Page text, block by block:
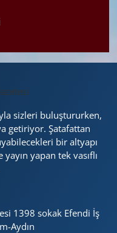
sizleri buluştururken,
getiriyor. Şatafattan
bir altyapı
yapan tek vasıflı
1398 sokak Efendi İş
Aydın